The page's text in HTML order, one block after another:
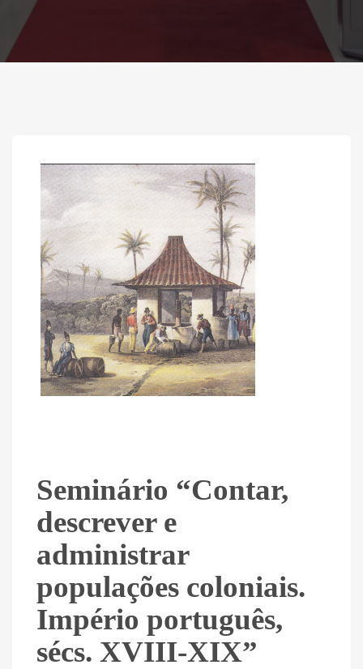
Seminário “Contar,
descrever e
administrar
populações coloniais.
Império português,
sécs. XVIII-XIX”